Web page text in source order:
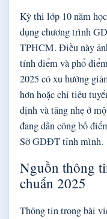
Kỳ thi lớp 10 năm
dụng chương trình
TPHCM. Điều này
tính điểm và phổ
2025 có xu hướng
hơn hoặc chỉ tiêu
định và tăng nhẹ ở
đang dần công bố
Sở GDĐT tỉnh mình.
Nguồn thông
chuẩn 2025
Thông tin trong bài